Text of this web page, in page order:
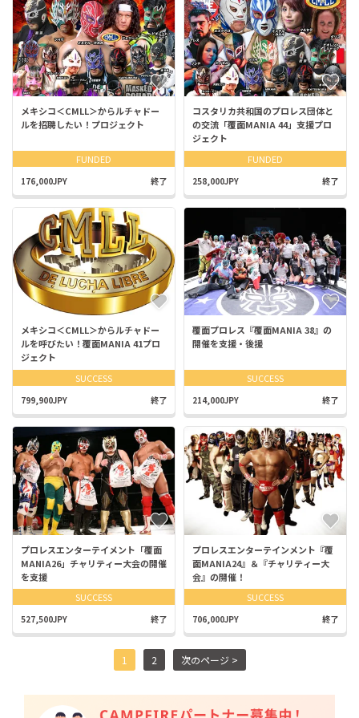
メキシコ＜CMLL＞からルチャドー
ルを招聘したい！プロジェクト
FUNDED
176,000JPY 終了
コスタリカ共和国のプロレス団体と
の交流「覆面MANIA 44」支援プロ
ジェクト
FUNDED
258,000JPY 終了
メキシコ＜CMLL＞からルチャドー
ルを呼びたい！覆面MANIA 41プロ
ジェクト
SUCCESS
799,900JPY 終了
覆面プロレス『覆面MANIA 38』の
開催を支援・後援
SUCCESS
214,000JPY 終了
プロレスエンターテイメント「覆面
MANIA26」チャリティー大会の開催
を支援
SUCCESS
527,500JPY 終了
プロレスエンターテインメント『覆
面MANIA24』＆『チャリティー大
会』の開催！
SUCCESS
706,000JPY 終了
1 2 次のページ >